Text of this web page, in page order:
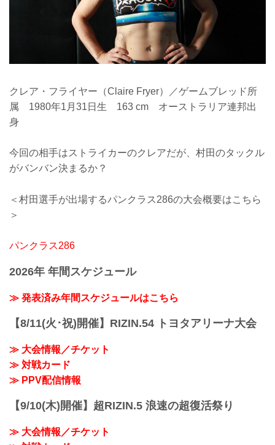
クレア・フライヤー（Claire Fryer）／ゲームブレッド所
属 1980年1月31日生 163 cm オーストラリア連邦出
身
今回の相手はストライカーのクレアだが、村田のタックル
がバンバン決まるか？
＜村田選手が出場するパンクラス286の大会概要はこちら
＞
パンクラス286
2026年 年間スケジュール
≫ 発表済み年間スケジュールはこちら
【8/11(火･祝)開催】RIZIN.54 トヨタアリーナ大会
≫ 大会情報／チケット
≫ 対戦カード
≫ PPV配信情報
【9/10(木)開催】超RIZIN.5 浪速の超復活祭り
≫ 大会情報／チケット